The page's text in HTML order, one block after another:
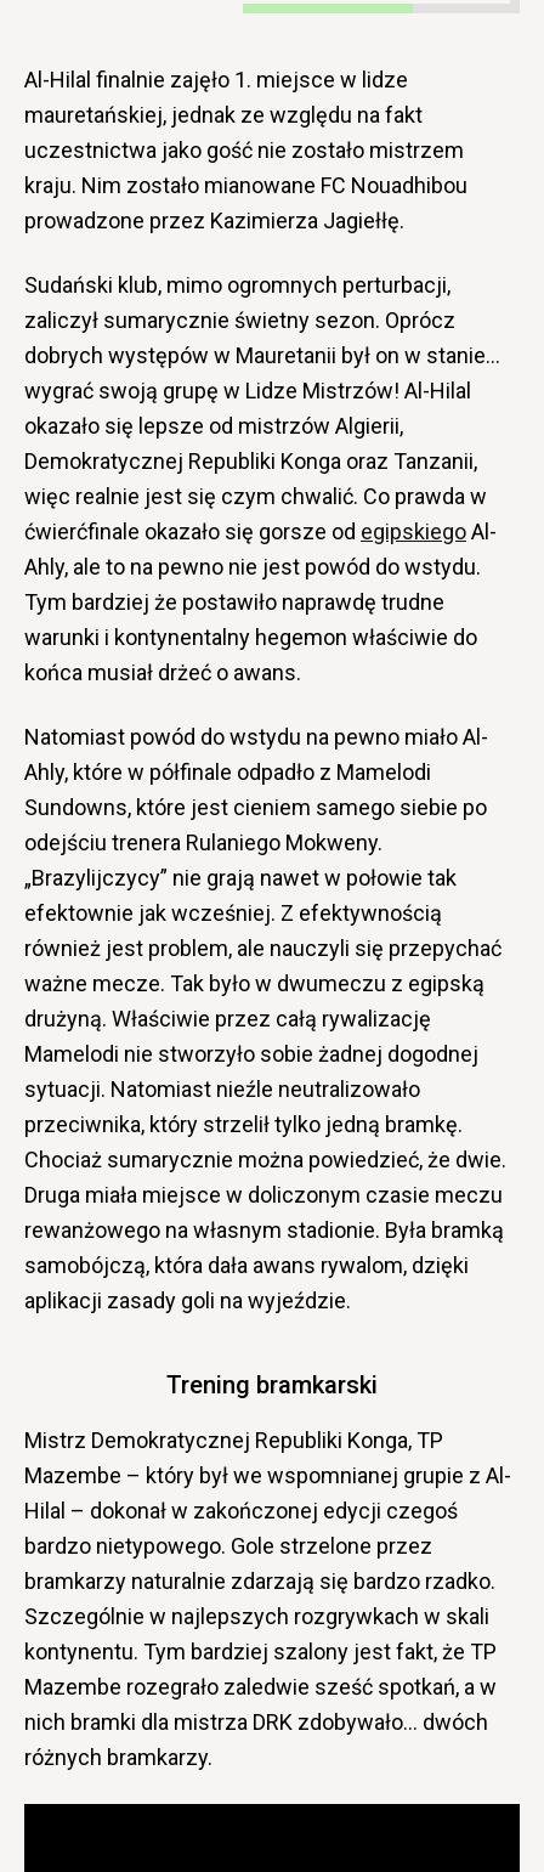
Al-Hilal finalnie zajęło 1. miejsce w lidze
mauretańskiej, jednak ze względu na fakt
uczestnictwa jako gość nie zostało mistrzem
kraju. Nim zostało mianowane FC Nouadhibou
prowadzone przez Kazimierza Jagiełłę.
Sudański klub, mimo ogromnych perturbacji,
zaliczył sumarycznie świetny sezon. Oprócz
dobrych występów w Mauretanii był on w stanie…
wygrać swoją grupę w Lidze Mistrzów! Al-Hilal
okazało się lepsze od mistrzów Algierii,
Demokratycznej Republiki Konga oraz Tanzanii,
więc realnie jest się czym chwalić. Co prawda w
ćwierćfinale okazało się gorsze od egipskiegoAl-
Ahly, ale to na pewno nie jest powód do wstydu.
Tym bardziej że postawiło naprawdę trudne
warunki i kontynentalny hegemon właściwie do
końca musiał drżeć o awans.
Natomiast powód do wstydu na pewno miało Al-
Ahly, które w półfinale odpadło z Mamelodi
Sundowns, które jest cieniem samego siebie po
odejściu trenera Rulaniego Mokweny.
„Brazylijczycy” nie grają nawet w połowie tak
efektownie jak wcześniej. Z efektywnością
również jest problem, ale nauczyli się przepychać
ważne mecze. Tak było w dwumeczu z egipską
drużyną. Właściwie przez całą rywalizację
Mamelodi nie stworzyło sobie żadnej dogodnej
sytuacji. Natomiast nieźle neutralizowało
przeciwnika, który strzelił tylko jedną bramkę.
Chociaż sumarycznie można powiedzieć, że dwie.
Druga miała miejsce w doliczonym czasie meczu
rewanżowego na własnym stadionie. Była bramką
samobójczą, która dała awans rywalom, dzięki
aplikacji zasady goli na wyjeździe.
Trening bramkarski
Mistrz Demokratycznej Republiki Konga, TP
Mazembe – który był we wspomnianej grupie z Al-
Hilal – dokonał w zakończonej edycji czegoś
bardzo nietypowego. Gole strzelone przez
bramkarzy naturalnie zdarzają się bardzo rzadko.
Szczególnie w najlepszych rozgrywkach w skali
kontynentu. Tym bardziej szalony jest fakt, że TP
Mazembe rozegrało zaledwie sześć spotkań, a w
nich bramki dla mistrza DRK zdobywało… dwóch
różnych bramkarzy.